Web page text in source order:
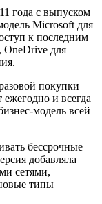
года с выпуском
Microsoft для
к последним
OneDrive для
покупки
ежегодно и всегда
модель всей
бессрочные
добавляла
сетями,
типы